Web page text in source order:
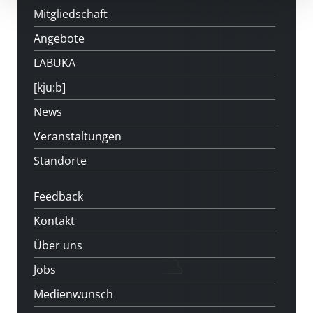
Mitgliedschaft
Angebote
LABUKA
[kju:b]
News
Veranstaltungen
Standorte
Feedback
Kontakt
Über uns
Jobs
Medienwunsch